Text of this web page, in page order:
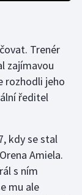
Trenér
zajímavou
rozhodli jeho
ředitel
kdy se stal
Amiela.
s ním
mu ale